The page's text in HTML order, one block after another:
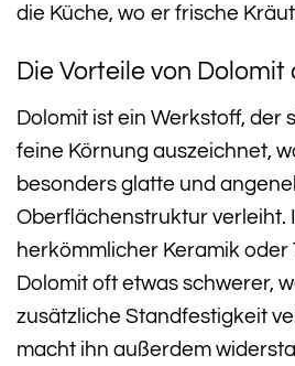
die Küche, wo er frische
Die Vorteile von Dolomit
Dolomit ist ein Werkstoff, der
feine Körnung auszeichnet,
besonders glatte und
Oberflächenstruktur verleiht.
herkömmlicher Keramik oder
Dolomit oft etwas schwerer,
zusätzliche Standfestigkeit
macht ihn außerdem